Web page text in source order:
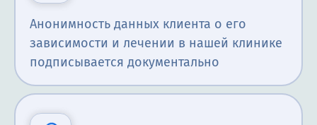
Анонимность данных клиента о его
зависимости и лечении в нашей клинике
подписывается документально